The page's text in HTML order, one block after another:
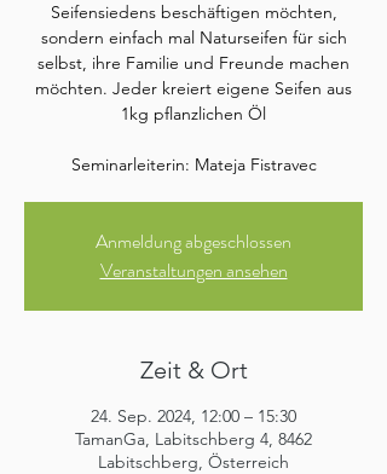
Seifensiedens beschäftigen möchten,
sondern einfach mal Naturseifen für sich
selbst, ihre Familie und Freunde machen
möchten. Jeder kreiert eigene Seifen aus
1kg pflanzlichen Öl
Seminarleiterin: Mateja Fistravec
Anmeldung abgeschlossen
Veranstaltungen ansehen
Zeit & Ort
24. Sep. 2024, 12:00 – 15:30
TamanGa, Labitschberg 4, 8462
Labitschberg, Österreich